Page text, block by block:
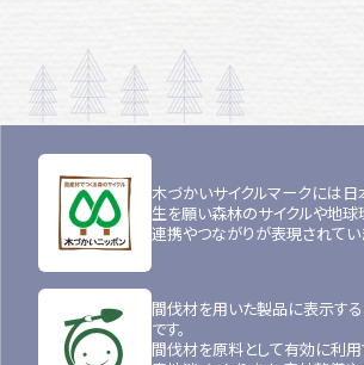
木づかいサイクルマークには
生を願い森林のサイクルや地球
連携やつながりが表現されてい
間伐材を用いた製品に表示す
です。
間伐材を原料として有効に利用